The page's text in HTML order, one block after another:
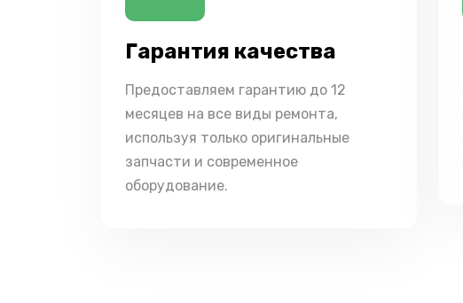
Гарантия качества
Предоставляем гарантию до 12
месяцев на все виды ремонта,
используя только оригинальные
запчасти и современное
оборудование.